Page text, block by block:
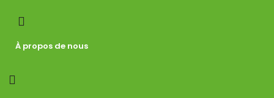
À propos de nous